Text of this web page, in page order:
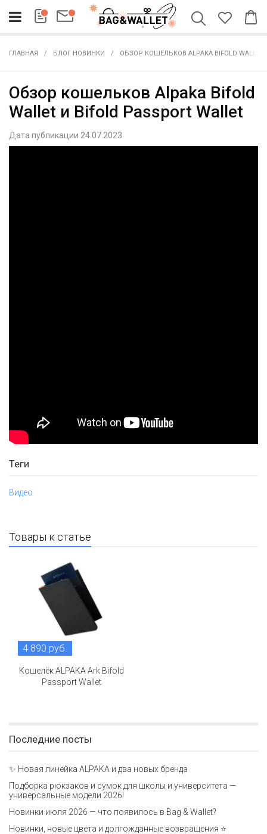
ГЛАВНАЯ БЛОГ НОВИНКИ ОБЗОР КОШЕЛЬКОВ ALPAKA BIFOLD WALLET
Обзор кошельков Alpaka Bifold
Wallet и Bifold Passport Wallet
Дата публикации 24.07.2023.
Теги
Видео
Товары к статье
4 890 руб.
Кошелёк ALPAKA Ark Bifold
Passport Wallet
Последние посты
✨ Новая линейка ALPAKA и два новых бренда
Подборка рюкзаков и сумок для школы и университета —
универсальные модели 2026!
Новинки июля 2026 — что появилось в Bag & Wallet?
Новинки, новые цвета и долгожданные возвращения ⭐️